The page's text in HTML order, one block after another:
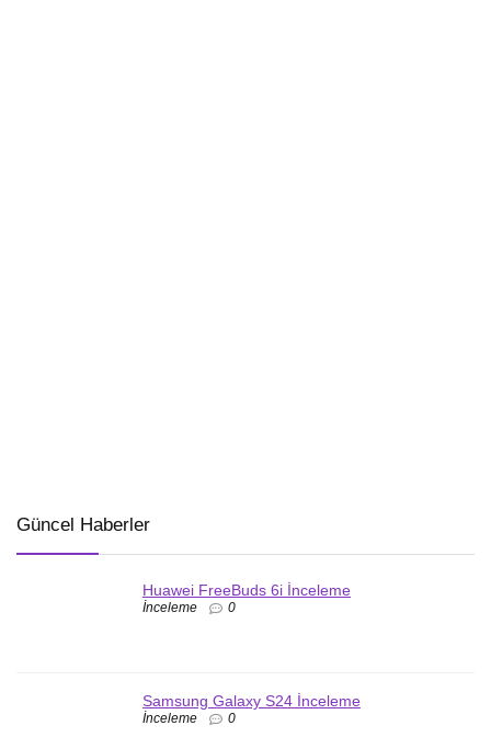
Güncel Haberler
Huawei FreeBuds 6i İnceleme
İnceleme 0
Samsung Galaxy S24 İnceleme
İnceleme 0